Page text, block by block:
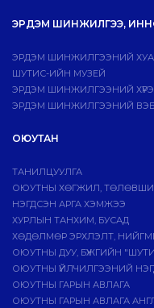
ЭРДЭМ ШИНЖИЛГЭЭ,
ЭРДЭМ ШИНЖИЛГЭЭНИЙ
ШУТИС-ИЙН МУЗЕЙ
ЭРДЭМ ШИНЖИЛГЭЭНИЙ
ЭРДЭМ ШИНЖИЛГЭЭНИЙ ВЭБ
ОЮУТАН
ТАНИЛЦУУЛГА
ОЮУТНЫ ХӨГЖИЛ,
НЭГДСЭН АРГА ХЭМЖЭЭ
ХУРЛЫН ТАНХИМ, БУСАД
ХӨДӨЛМӨР ЭРХЛЭЛТ,
ОЮУТНЫ ДУУ, БҮЖГИЙН
ОЮУТНЫ ҮЙЛЧИЛГЭЭНИЙ
ОЮУТНЫ ГАРЫН АВЛАГА
ОЮУТНЫ ГАРЫН АВЛАГА